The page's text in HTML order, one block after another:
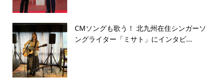
CMソングも歌う！ 北九州在住シンガーソ
ングライター「ミサト」にインタビ...